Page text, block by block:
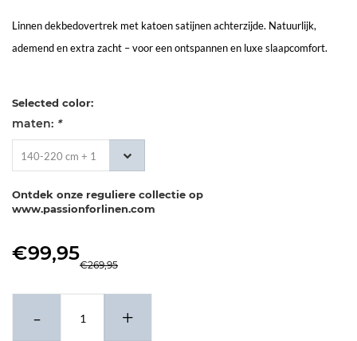
Klantenservice
Linnen dekbedovertrek met katoen satijnen achterzijde. Natuurlijk,
ademend en extra zacht – voor een ontspannen en luxe slaapcomfort.
Selected color:
maten: *
140-220 cm + 1
x 60-70 cm
Ontdek onze reguliere collectie op
www.passionforlinen.com
€99,95
€269,95
- +